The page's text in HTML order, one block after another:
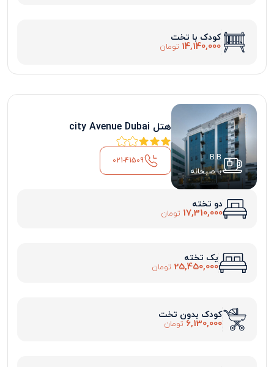
کودک با تخت
14,140,000 تومان
B.B
با صبحانه
هتل city Avenue Dubai
021-41509
دو تخته
17,310,000 تومان
یک تخته
25,450,000 تومان
کودک بدون تخت
6,130,000 تومان